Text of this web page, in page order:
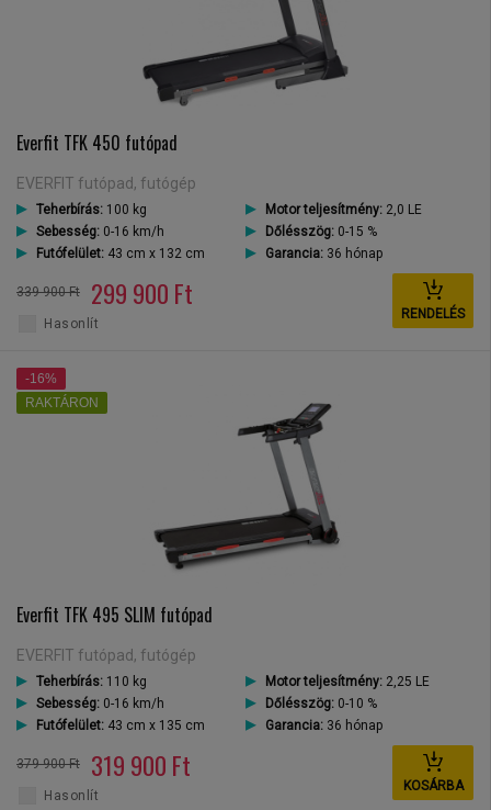
Everfit TFK 450 futópad
EVERFIT futópad, futógép
Teherbírás: 100 kg Motor teljesítmény:2,0 LE
Sebesség: 0-16 km/h Dőlésszög:0-15 %
Futófelület: 43 cm x 132 cm Garancia:36 hónap
339 900 Ft 299 900 Ft
RENDELÉS
Hasonlít
Everfit TFK 495 SLIM futópad
EVERFIT futópad, futógép
Teherbírás: 110 kg Motor teljesítmény:2,25 LE
Sebesség: 0-16 km/h Dőlésszög:0-10 %
Futófelület: 43 cm x 135 cm Garancia:36 hónap
379 900 Ft 319 900 Ft
KOSÁRBA
-16%
RAKTÁRON
Hasonlít